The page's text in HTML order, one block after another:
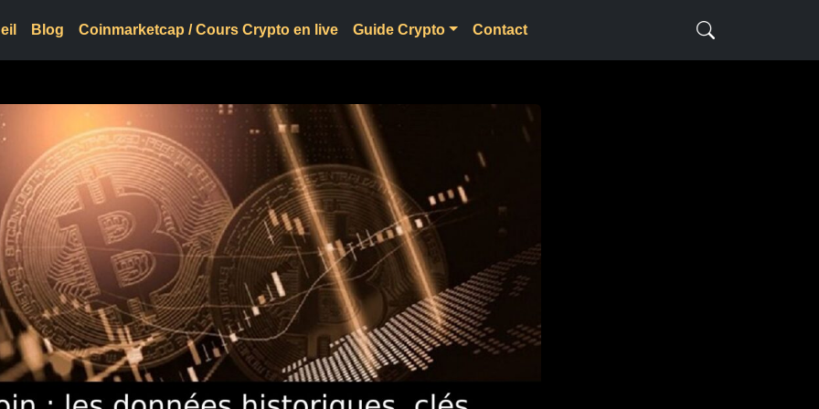
Blog Coinmarketcap / Cours Crypto en live Guide Crypto Contact